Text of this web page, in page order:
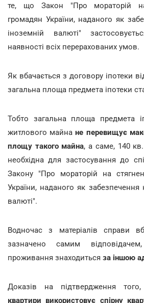
те, що Закон "Про мораторій
громадян України, наданого як
іноземній валюті"
наявності всіх перерахованих умов.
Як вбачається з договору іпотеки
загальна площа предмета іпотеки
Тобто загальна площа предмета
житлового майнане перевищує
площу такого майна, а саме, 140
необхідна для застосування до
Закону "Про мораторій на
України, наданого як забезпечення
валюті".
Водночас з матеріалів справи
зазначено самим
проживання знаходиться за іншою
Доказів на підтвердження
квартири використовує спірну